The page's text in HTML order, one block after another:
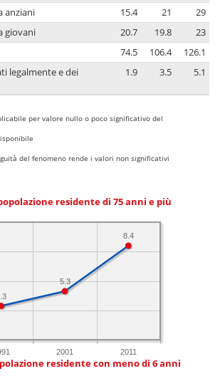
anziani 15.4 21
29
giovani
20.7 19.8
23
74.5 106.4
126.1
legalmente e dei
1.9 3.5 5.1
per valore nullo o poco significativo del
del fenomeno rende i valori non significativi
residente di 75 anni e più
2001 2011
8.4
5.3
residente con meno di 6 anni